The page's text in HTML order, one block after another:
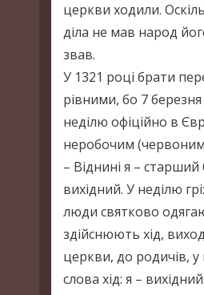
церкви ходили.
діла не мав народ
звав.
У 1321 році брати
рівними, бо 7
неділю офіційно в
неробочим
– Віднині я – старший
вихідний. У неділю
люди святково
здійснюють хід,
церкви, до родичів, у
слова хід: я – вихідний.